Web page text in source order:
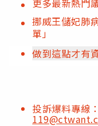
挪威王儲妃肺
單」
做到這點才有
投訴爆料專線：